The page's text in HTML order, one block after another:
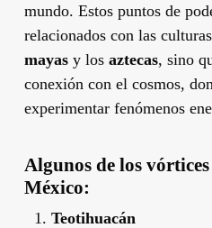
mundo. Estos puntos de
relacionados con las
mayasy los aztecas, sino
conexión con el cosmos,
experimentar fenómenos
Algunos de los
México:
Teotihuacán